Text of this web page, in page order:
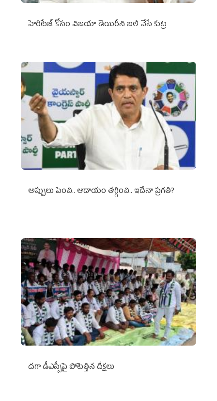
హెరిటేజ్ కోసం విజయా డెయిరీని బలి చేసే కుట్ర‌
అప్పులు పెంచి.. ఆదాయం తగ్గించి.. ఇదేనా ప్రగతి?
దగా డీఎస్సీపై పోటెత్తిన దీక్షలు